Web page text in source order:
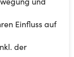
Einfluss auf
der